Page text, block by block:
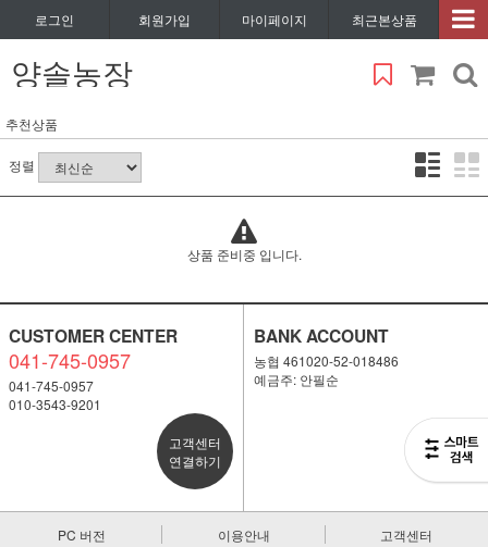
로그인 회원가입 마이페이지 최근본상품
양솔농장
추천상품
정렬
상품 준비중 입니다.
CUSTOMER CENTER
041-745-0957
041-745-0957
010-3543-9201
고객센터
연결하기
BANK ACCOUNT
농협 461020-52-018486
예금주: 안필순
PC 버전 이용안내 고객센터